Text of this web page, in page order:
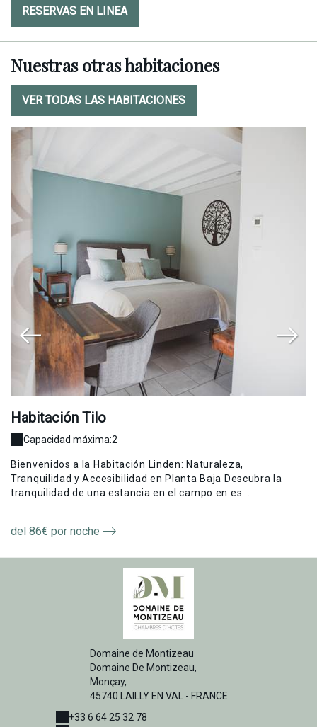
RESERVAS EN LINEA
Nuestras otras habitaciones
VER TODAS LAS HABITACIONES
Habitación Tilo
Capacidad máxima:2
Bienvenidos a la Habitación Linden: Naturaleza,
Tranquilidad y Accesibilidad en Planta Baja Descubra la
tranquilidad de una estancia en el campo en es...
del 86€ por noche
Domaine de Montizeau
Domaine De Montizeau,
Monçay,
45740 LAILLY EN VAL - FRANCE
+33 6 64 25 32 78